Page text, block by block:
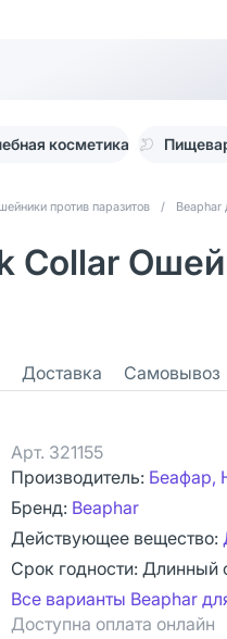
косметика
против паразитов / Beaphar
Collar
Доставка Самовывоз
Арт. 321155
Производитель: Беафар,
Бренд: Beaphar
Действующее вещество:
Срок годности: Длинный
Все варианты Beaphar
Доступна оплата онлайн